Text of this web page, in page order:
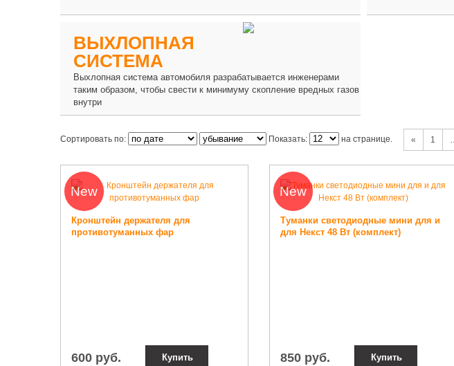
ВЫХЛОПНАЯ
СИСТЕМА
Выхлопная система автомобиля разрабатывается инженерами
таким образом, чтобы свести к минимуму скопление вредных газов
внутри
Сортировать по: Показать: на странице. « 1
New
Кронштейн держателя для
противотуманных фар
600 руб. Купить
New
Туманки светодиодные мини для и
для Некст 48 Вт (комплект)
850 руб. Купить